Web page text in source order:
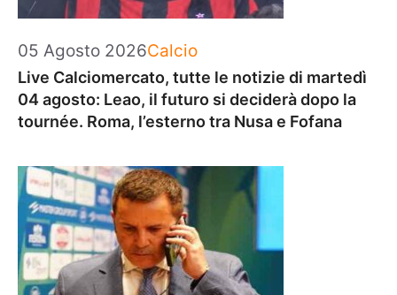
05 Agosto 2026Categorie
Calcio
Live Calciomercato, tutte le notizie di martedì
04 agosto: Leao, il futuro si deciderà dopo la
tournée. Roma, l’esterno tra Nusa e Fofana